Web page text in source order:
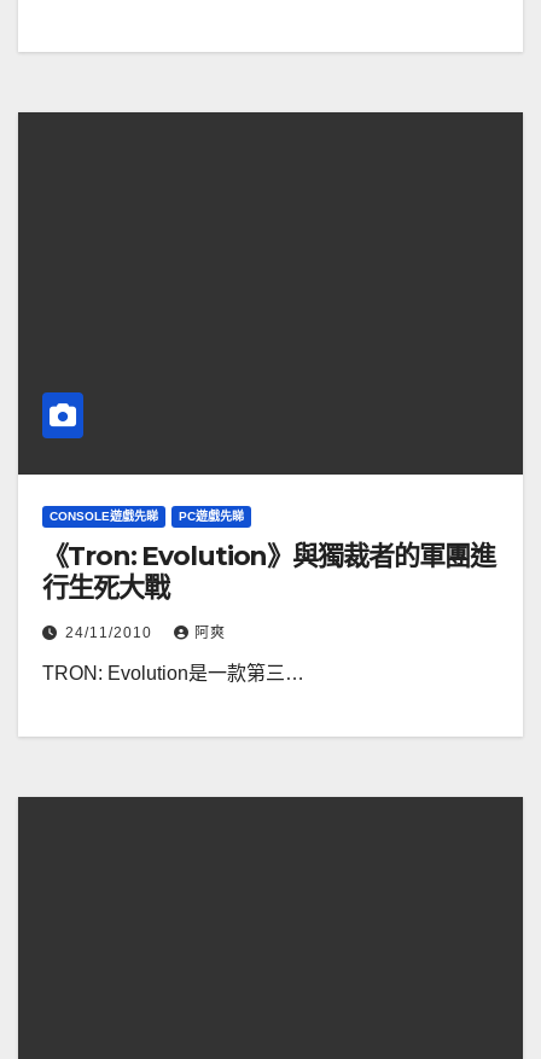
CONSOLE遊戲先睇 PC遊戲先睇
《Tron: Evolution》與獨裁者的軍團進
行生死大戰
24/11/2010 阿爽
TRON: Evolution是一款第三…